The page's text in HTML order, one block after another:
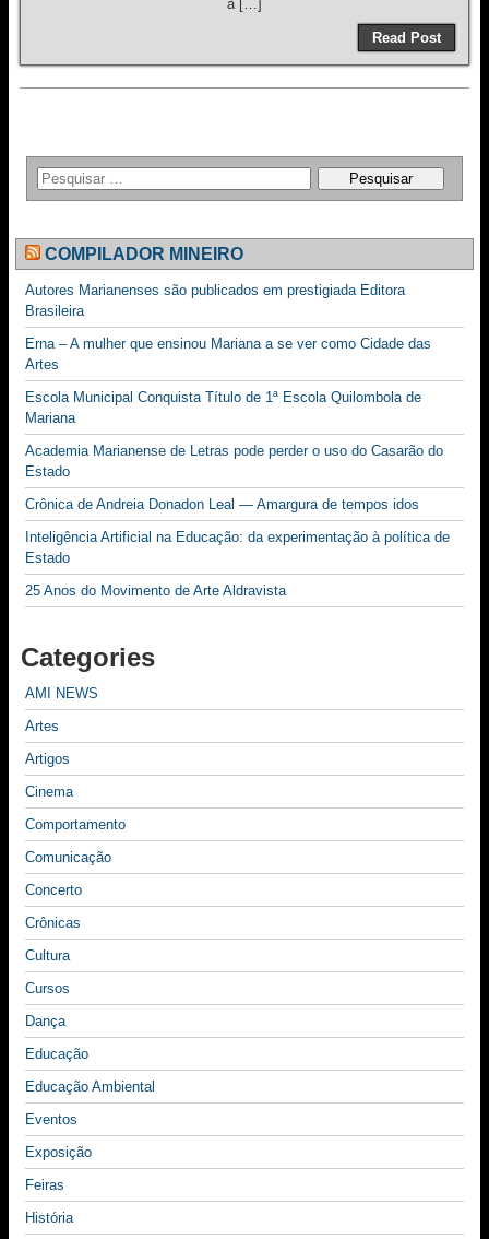
a […]
Read Post
COMPILADOR MINEIRO
Autores Marianenses são publicados em prestigiada Editora
Brasileira
Erna – A mulher que ensinou Mariana a se ver como Cidade das
Artes
Escola Municipal Conquista Título de 1ª Escola Quilombola de
Mariana
Academia Marianense de Letras pode perder o uso do Casarão do
Estado
Crônica de Andreia Donadon Leal — Amargura de tempos idos
Inteligência Artificial na Educação: da experimentação à política de
Estado
25 Anos do Movimento de Arte Aldravista
Categories
AMI NEWS
Artes
Artigos
Cinema
Comportamento
Comunicação
Concerto
Crônicas
Cultura
Cursos
Dança
Educação
Educação Ambiental
Eventos
Exposição
Feiras
História